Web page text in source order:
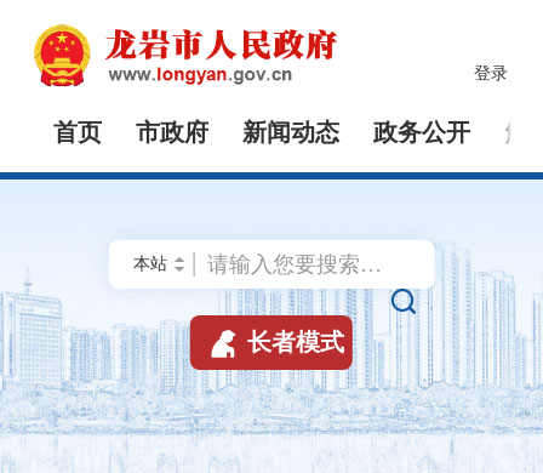
登录
首页 市政府 新闻动态 政务公开 解

 长者模式